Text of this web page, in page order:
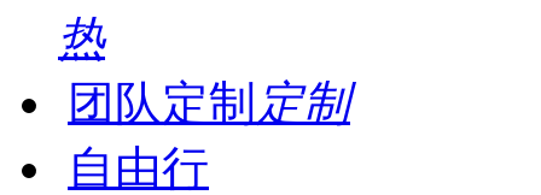
热
团队定制 定制
自由行